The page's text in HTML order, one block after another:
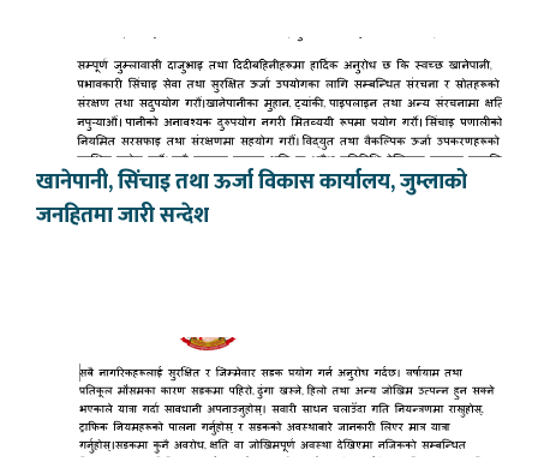
खानेपानी, सिंचाइ तथा ऊर्जा विकास कार्यालय, जुम्लाको
जनहितमा जारी सन्देश